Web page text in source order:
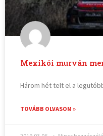
Mexikói murván
Három hét telt el a
TOVÁBB OLVASOM »